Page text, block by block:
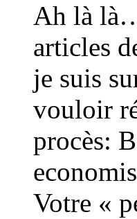
Ah là
articles
je suis
vouloir
procès:
Votre «